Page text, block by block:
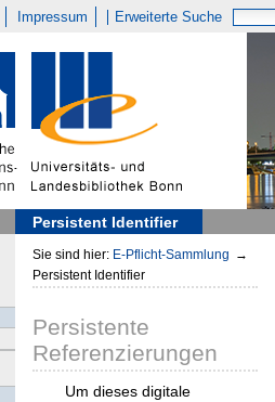
Impressum Erweiterte Suche
Persistent Identifier
Sie sind hier: E-Pflicht-Sammlung →
Persistent Identifier
Persistente
Referenzierungen
Um dieses digitale